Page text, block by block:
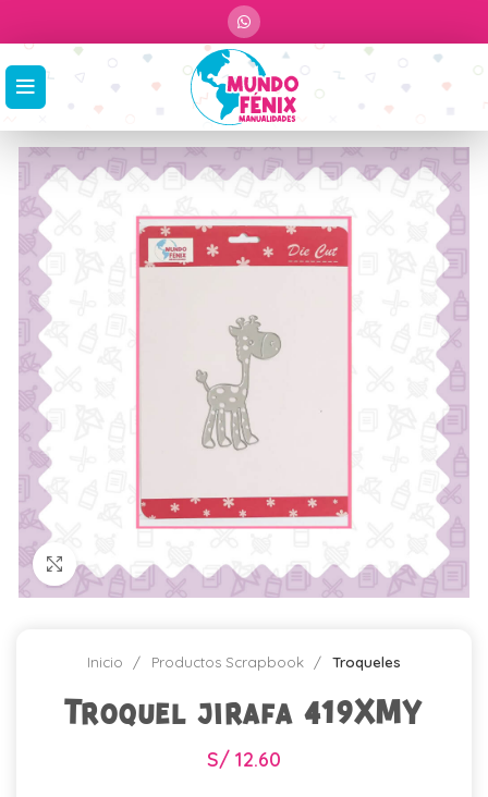
Click para agrandar
Inicio Productos Scrapbook Troqueles
Troquel jirafa 419XMY
S/ 12.60